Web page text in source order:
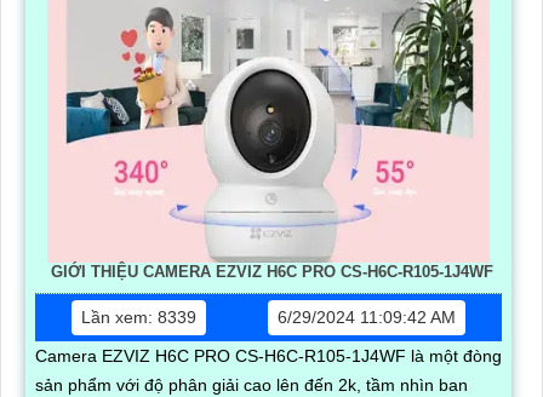
GIỚI THIỆU CAMERA EZVIZ H6C PRO CS-H6C-R105-1J4WF
Lần xem: 8339
6/29/2024 11:09:42 AM
Camera EZVIZ H6C PRO CS-H6C-R105-1J4WF là một đòng
sản phẩm với độ phân giải cao lên đến 2k, tầm nhìn ban